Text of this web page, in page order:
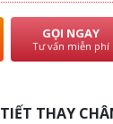
GỌI NGAY
Tư vấn miễn phí
THAY